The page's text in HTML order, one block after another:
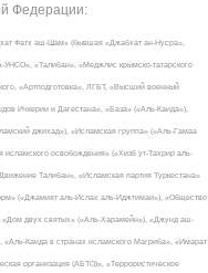
Федерации:
Фатх аш-Шам» (бывшая «Джабхат ан-Нусра»,
«Талибан», «Меджлис крымско-татарского
«Артподготовка», ЛГБТ, «Высший военный
Ичкерии и Дагестана», «База» («Аль-Каида»),
джихад»), «Исламская группа» («Аль-Гамаа
освобождения» («Хизб ут-Тахрир аль-
Талибан», «Исламская партия Туркестана»
(«Джамият аль-Ислах аль-Иджтимаи»), «Общество
«Дом двух святых» («Аль-Харамейн»), «Джунд аш-
Каида в странах исламского Магриба», «Имарат
организация (АБТО)», «Террористическое